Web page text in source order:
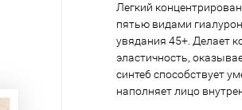
Легкий
пятью видами
увядания 45+. Делает
эластичность,
синте6 способствует
наполняет лицо